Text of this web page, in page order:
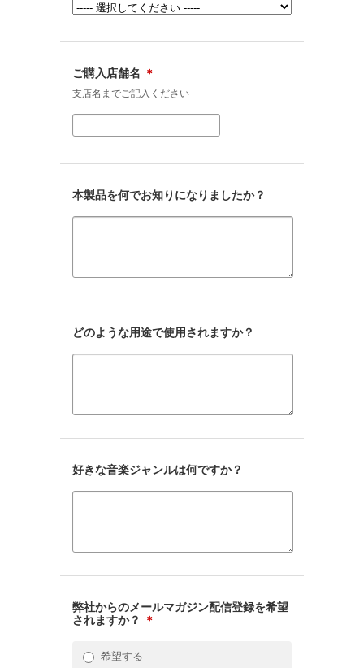
ご購入店舗名 ＊
支店名までご記入ください
本製品を何でお知りになりましたか？
どのような用途で使用されますか？
好きな音楽ジャンルは何ですか？
弊社からのメールマガジン配信登録を希望
されますか？
＊
希望する